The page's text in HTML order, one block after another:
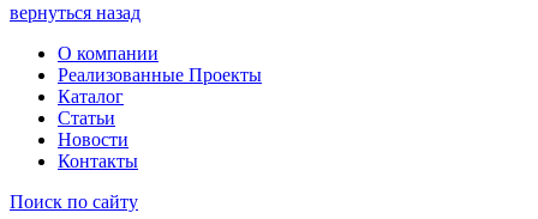
вернуться назад
О компании
Реализованные Проекты
Каталог
Статьи
Новости
Контакты
Поиск по сайту